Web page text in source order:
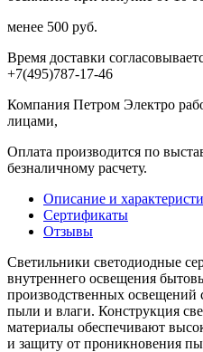
менее 500 руб.
Время доставки
+7(495)787-17-46
Компания Петром Электро
лицами,
Оплата производится по
безналичному расчету.
Описание и
Сертификаты
Отзывы
Светильники светодиодные
внутреннего освещения
производственных
пыли и влаги. Конструкция
материалы обеспечивают
и защиту от проникновения